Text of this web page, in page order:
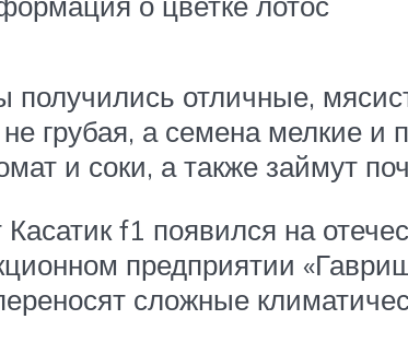
отличные,
грубая, а семена мелкие
и соки, а также займут
f1 появился на
предприятии
сложные